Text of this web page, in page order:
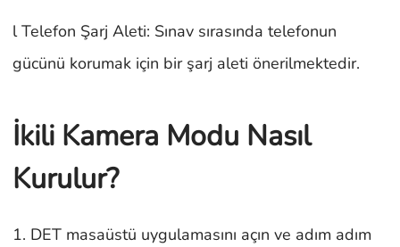
l Telefon Şarj Aleti: Sınav sırasında telefonun
gücünü korumak için bir şarj aleti önerilmektedir.
İkili Kamera Modu Nasıl
Kurulur?
1. DET masaüstü uygulamasını açın ve adım adım